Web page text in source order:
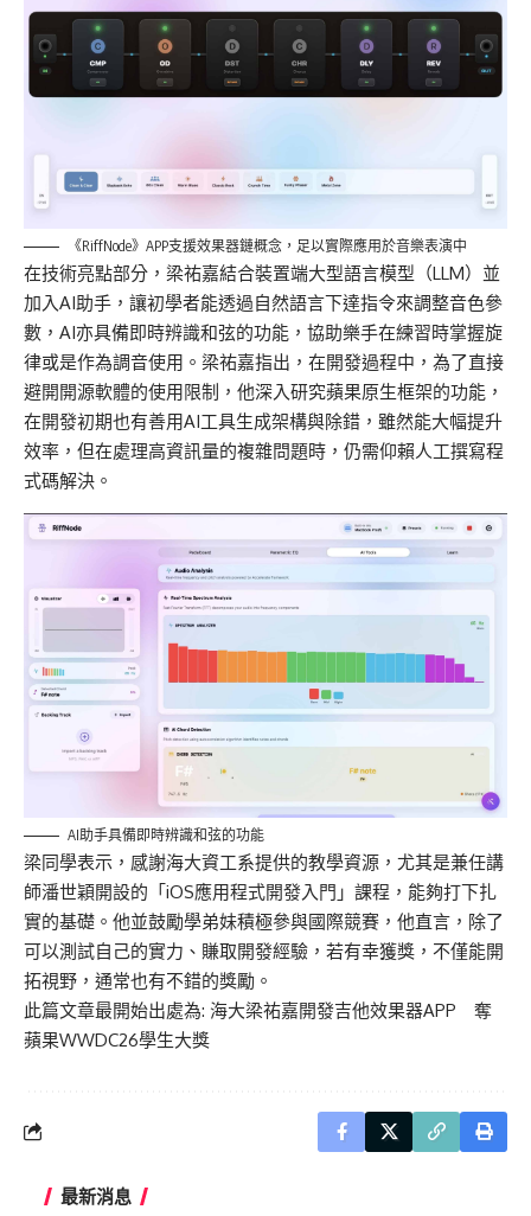
《RiffNode》APP支援效果器鏈概念，足以實際應用於音樂表演中
在技術亮點部分 ，梁祐嘉結合裝置端大型語言模型 （LLM） 並
加入AI助手 ，讓初學者能透過自然語言下達指令來調整音色參
數， AI亦具備即時辨識和弦的功能，協助樂手在練習時掌握旋
律或是作為調音使用 。梁祐嘉指出， 在開發過程中， 為了直接
避開開源軟體的使用限制，他深入研究蘋果原生框架的功能 ，
在開發初期也有善用AI工具生成架構與除錯， 雖然能大幅提升
效率 ， 但在處理高資訊量的複雜問題時，仍需仰賴人工撰寫程
式碼解決。
AI助手具備即時辨識和弦的功能
梁同學表示， 感謝海大資工系提供的教學資源，尤其是兼任講
師潘世穎開設的「iOS應用程式開發入門」課程， 能夠打下扎
實的基礎。他並鼓勵學弟妹積極參與國際競賽， 他直言， 除了
可以測試自己的實力、賺取開發經驗，若有幸獲獎 ，不僅能開
拓視野， 通常也有不錯的獎勵。
此篇文章最開始出處為: 海大梁祐嘉開發吉他效果器APP 奪
蘋果WWDC26學生大獎
最新消息